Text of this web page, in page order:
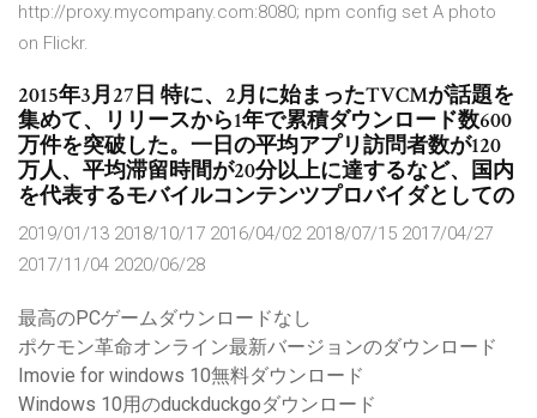
http://proxy.mycompany.com:8080; npm config set A photo
on Flickr.
2015年3月27日 特に、2月に始まったTVCMが話題を
集めて、リリースから1年で累積ダウンロード数600
万件を突破した。一日の平均アプリ訪問者数が120
万人、平均滞留時間が20分以上に達するなど、国内
を代表するモバイルコンテンツプロバイダとしての
2019/01/13 2018/10/17 2016/04/02 2018/07/15 2017/04/27
2017/11/04 2020/06/28
最高のPCゲームダウンロードなし
ポケモン革命オンライン最新バージョンのダウンロード
Imovie for windows 10無料ダウンロード
Windows 10用のduckduckgoダウンロード